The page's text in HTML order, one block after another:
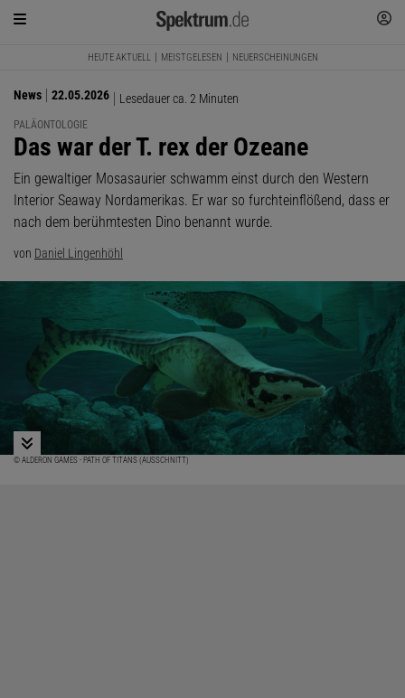
HEUTE AKTUELL MEISTGELESEN NEUERSCHEINUNGEN
News 22.05.2026 Lesedauer ca. 2 Minuten
PALÄONTOLOGIE
:
Das war der T. rex der Ozeane
Ein gewaltiger Mosasaurier schwamm einst durch den Western
Interior Seaway Nordamerikas. Er war so furchteinflößend, dass er
nach dem berühmtesten Dino benannt wurde.
von Daniel Lingenhöhl
© ALDERON GAMES - PATH OF TITANS (AUSSCHNITT)